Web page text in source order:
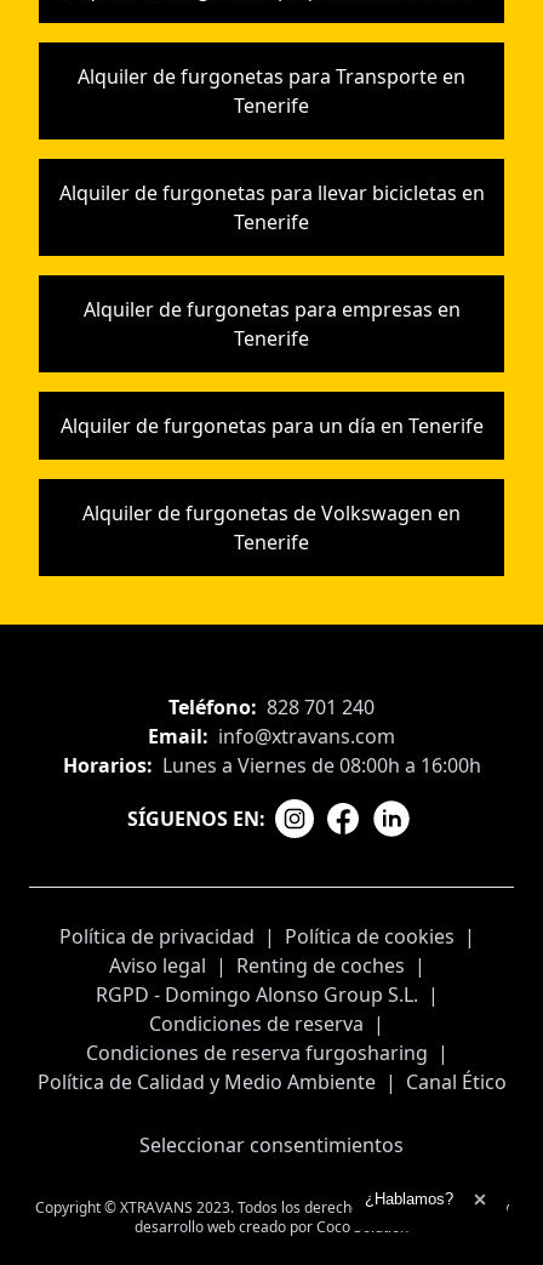
Alquiler de furgonetas para Transporte en
Tenerife
Alquiler de furgonetas para llevar bicicletas en
Tenerife
Alquiler de furgonetas para empresas en
Tenerife
Alquiler de furgonetas para un día en Tenerife
Alquiler de furgonetas de Volkswagen en
Tenerife
Teléfono: 828 701 240
Email: info@xtravans.com
Horarios: Lunes a Viernes de 08:00h a 16:00h
SÍGUENOS EN:
Política de privacidad | Política de cookies |
Aviso legal | Renting de coches |
RGPD - Domingo Alonso Group S.L. |
Condiciones de reserva |
Condiciones de reserva furgosharing |
Política de Calidad y Medio Ambiente | Canal Ético
Seleccionar consentimientos
Copyright © XTRAVANS 2023. Todos los derechos reservadosDiseño y
desarrollo web creado porCoco Solution
¿Hablamos?
Ampliar el texto
Cerrar